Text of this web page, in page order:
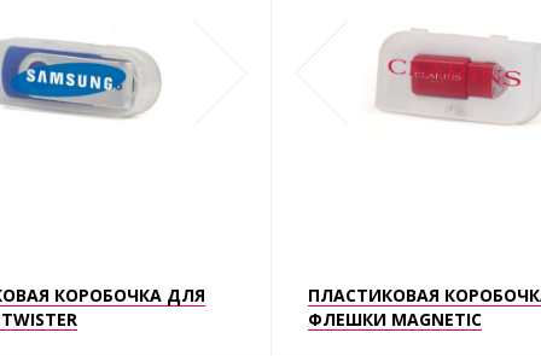
КОРОБОЧКА ДЛЯ
ПЛАСТИКОВАЯ
ФЛЕШКИ MAGNETIC